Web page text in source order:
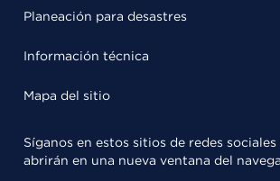
Planeación para desastres
Información técnica
Mapa del sitio
Síganos en estos sitios de redes
abrirán en una nueva ventana del